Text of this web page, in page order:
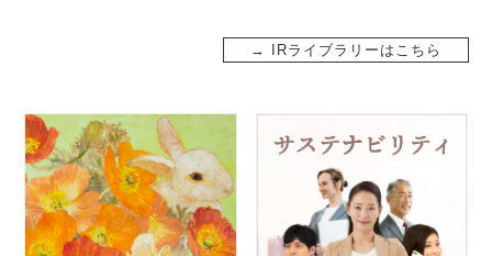
→ IRライブラリーはこちら